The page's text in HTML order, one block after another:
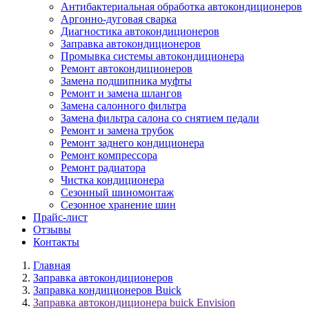
Антибактериальная обработка автокондиционеров
Аргонно-дуговая сварка
Диагностика автокондиционеров
Заправка автокондиционеров
Промывка системы автокондиционера
Ремонт автокондиционеров
Замена подшипника муфты
Ремонт и замена шлангов
Замена салонного фильтра
Замена фильтра салона со снятием педали
Ремонт и замена трубок
Ремонт заднего кондиционера
Ремонт компрессора
Ремонт радиатора
Чистка кондиционера
Сезонный шиномонтаж
Сезонное хранение шин
Прайс-лист
Отзывы
Контакты
Главная
Заправка автокондиционеров
Заправка кондиционеров Buick
Заправка автокондиционера buick Envision